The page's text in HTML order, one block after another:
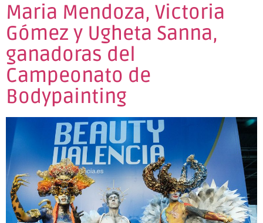
Maria Mendoza, Victoria
Gómez y Ugheta Sanna,
ganadoras del
Campeonato de
Bodypainting